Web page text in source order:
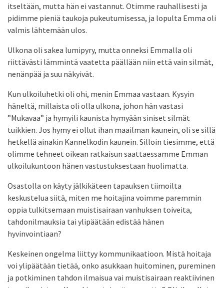
itseltään, mutta hän ei vastannut. Otimme rauhallisesti ja
pidimme pieniä taukoja pukeutumisessa, ja lopulta Emma oli
valmis lähtemään ulos.
Ulkona oli sakea lumipyry, mutta onneksi Emmalla oli
riittävästi lämmintä vaatetta päällään niin että vain silmät,
nenänpää ja suu näkyivät.
Kun ulkoiluhetki oli ohi, menin Emmaa vastaan. Kysyin
häneltä, millaista oli olla ulkona, johon hän vastasi
”Mukavaa” ja hymyili kaunista hymyään siniset silmät
tuikkien. Jos hymy ei ollut ihan maailman kaunein, oli se sillä
hetkellä ainakin Kannelkodin kaunein. Silloin tiesimme, että
olimme tehneet oikean ratkaisun saattaessamme Emman
ulkoilukuntoon hänen vastustuksestaan huolimatta.
Osastolla on käyty jälkikäteen tapauksen tiimoilta
keskustelua siitä, miten me hoitajina voimme paremmin
oppia tulkitsemaan muistisairaan vanhuksen toiveita,
tahdonilmauksia tai ylipäätään edistää hänen
hyvinvointiaan?
Keskeinen ongelma liittyy kommunikaatioon. Mistä hoitaja
voi ylipäätään tietää, onko asukkaan huitominen, pureminen
ja potkiminen tahdon ilmaisua vai muistisairaan reaktiivinen